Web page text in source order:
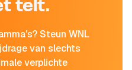
telt.
Steun WNL
van slechts
verplichte